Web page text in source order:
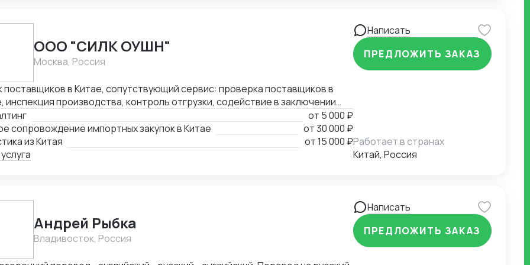
ООО "СИЛК ОУШН"
Москва, Россия
поставщиков в Китае, сопутствующий сервис: проверка поставщиков в
инспекция производства, контроль отгрузки, содействие в заключении
Организация логистики всеми видами транспорта, содействие в
оформлении, сервисная логистика "door to door". Опыт работы более
широкая номенклатура грузов.
от 5 000 ₽
сопровождение импортных закупок в Китае
от30 000 ₽
из Китая
от15 000 ₽
Написать
ПРЕДЛОЖИТЬ ЗАКАЗ
Работает в странах
Китай, Россия
Андрей Рыбка
Владивосток, Россия
Написать
ПРЕДЛОЖИТЬ ЗАКАЗ